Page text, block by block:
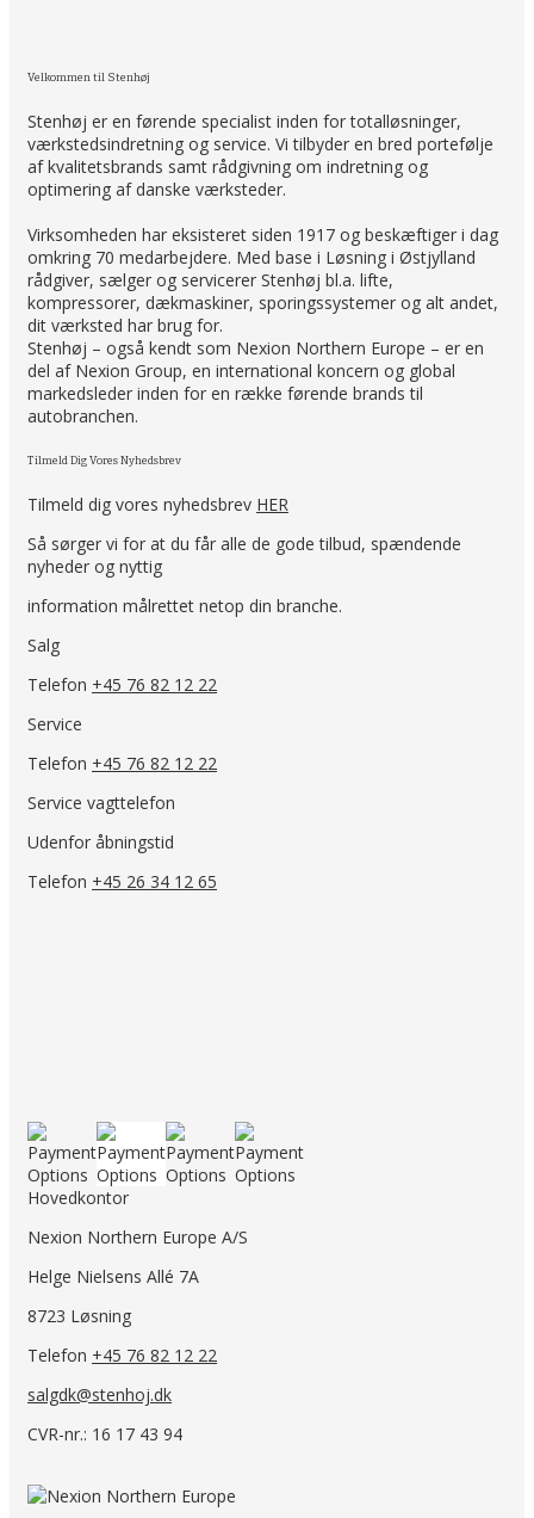
Velkommen til Stenhøj
Stenhøj er en førende specialist inden for totalløsninger,
værkstedsindretning og service. Vi tilbyder en bred portefølje
af kvalitetsbrands samt rådgivning om indretning og
optimering af danske værksteder.
Virksomheden har eksisteret siden 1917 og beskæftiger i dag
omkring 70 medarbejdere. Med base i Løsning i Østjylland
rådgiver, sælger og servicerer Stenhøj bl.a. lifte,
kompressorer, dækmaskiner, sporingssystemer og alt andet,
dit værksted har brug for.
Stenhøj – også kendt som Nexion Northern Europe – er en
del af Nexion Group, en international koncern og global
markedsleder inden for en række førende brands til
autobranchen.
Tilmeld Dig Vores Nyhedsbrev
Tilmeld dig vores nyhedsbrev HER
Så sørger vi for at du får alle de gode tilbud, spændende
nyheder og nyttig
information målrettet netop din branche.
Salg
Telefon +45 76 82 12 22
Service
Telefon +45 76 82 12 22
Service vagttelefon
Udenfor åbningstid
Telefon +45 26 34 12 65
Hovedkontor
Nexion Northern Europe A/S
Helge Nielsens Allé 7A
8723 Løsning
Telefon +45 76 82 12 22
salgdk@stenhoj.dk
CVR-nr.: 16 17 43 94